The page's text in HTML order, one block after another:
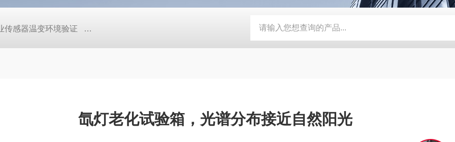
传感器温变环境验证 TEB-600PF快温变高低温实验箱、自动补水功能 SMD-210PF-FPC抗寒耐湿 FPC 折弯机
氙灯老化试验箱，光谱分布接近自然阳光